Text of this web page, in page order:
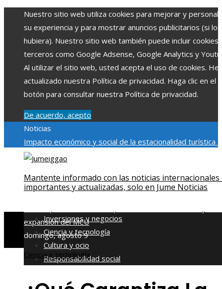
Nuestro sitio web utiliza cookies para mejorar y
su experiencia y para mostrar anuncios publicitarios (si los
hubiera). Nuestro sitio web también puede incluir cookies
terceros como Google Adsense, Google Analytics y
Al utilizar el sitio web, usted acepta el uso de cookies.
actualizado nuestra Política de privacidad. Haga clic en el
botón para consultar nuestra Política de privacidad.
De acuerdo, acepto
Noticias
Impacto económico y social de la estacionalidad turística
Montenegro
ambiental en comunidades chilenasDisney impulsa videos
cortos en TikTok para atraer a usuarios jóvenes
expansión del MCU
domingo, agosto 9
Mantente informado con las noticias internacionales
importantes y actualizadas, solo en Jume Noticias
Inversiones y negocios
Ciencia y tecnología
Cultura y ocio
Responsabilidad social
Ciencia y tecnología